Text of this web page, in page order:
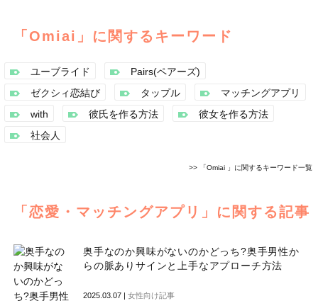
「Omiai」に関するキーワード
ユーブライド
Pairs(ペアーズ)
ゼクシィ恋結び
タップル
マッチングアプリ
with
彼氏を作る方法
彼女を作る方法
社会人
>> 「Omiai 」に関するキーワード一覧
「恋愛・マッチングアプリ」に関する記事
奥手なのか興味がないのかどっち?奥手男性か
らの脈ありサインと上手なアプローチ方法
2025.03.07 | 女性向け記事